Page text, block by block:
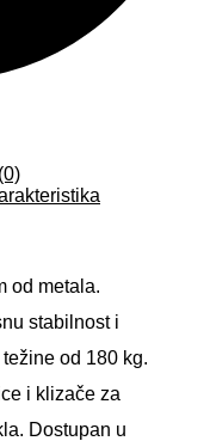
od metala.
stabilnost i
od 180 kg.
i klizače za
Dostupan u